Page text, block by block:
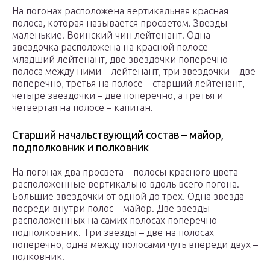
На погонах расположена вертикальная красная
полоса, которая называется просветом. Звезды
маленькие. Воинский чин лейтенант. Одна
звездочка расположена на красной полосе –
младший лейтенант, две звездочки поперечно
полоса между ними – лейтенант, три звездочки – две
поперечно, третья на полосе – старший лейтенант,
четыре звездочки – две поперечно, а третья и
четвертая на полосе – капитан.
Старший начальствующий состав – майор,
подполковник и полковник
На погонах два просвета – полосы красного цвета
расположенные вертикально вдоль всего погона.
Большие звездочки от одной до трех. Одна звезда
посреди внутри полос – майор. Две звезды
расположенных на самих полосах поперечно –
подполковник. Три звезды – две на полосах
поперечно, одна между полосами чуть впереди двух –
полковник.